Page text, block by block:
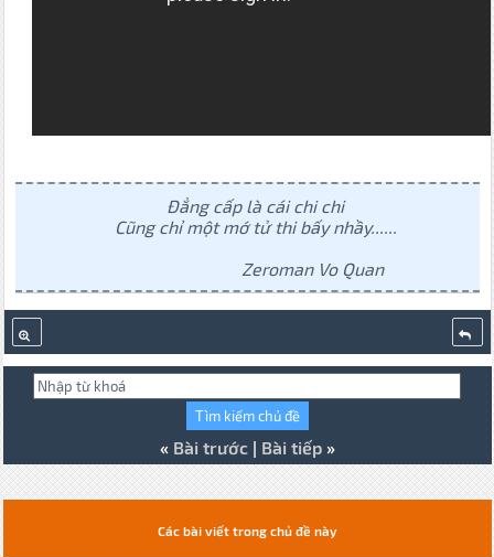
Đẳng cấp là cái chi chi
Cũng chỉ một mớ tử thi bấy nhầy......
Zeroman Vo Quan
« Bài trước| Bài tiếp»
Các bài viết trong chủ đề này